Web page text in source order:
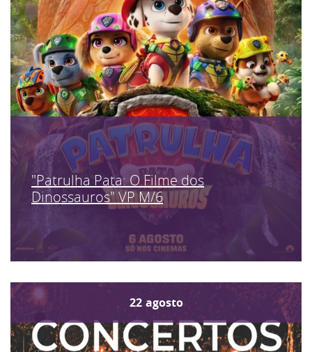
"Patrulha Pata: O Filme dos
Dinossauros" VP M/6
22 agosto